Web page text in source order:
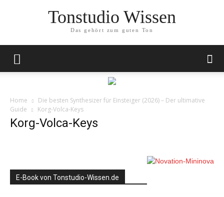
Tonstudio Wissen
Das gehört zum guten Ton
Home
Die besten Synthesizer für Einsteiger (2026) – Der ultimative
Guide
Korg-Volca-Keys
Korg-Volca-Keys
E-Book von Tonstudio-Wissen.de